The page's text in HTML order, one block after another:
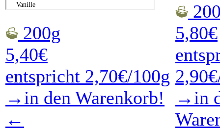
200g
5,40€
entspricht 2,70€/100g
→in den Warenkorb!
←
5,80€
→in